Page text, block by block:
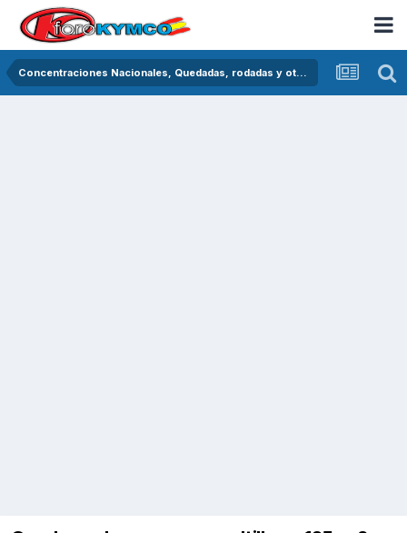
Concentraciones Nacionales, Quedadas, rodadas y otras crónicas del asfalto